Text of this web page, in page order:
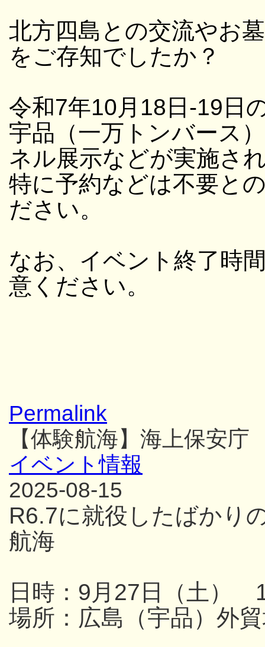
北方四島との交流やお
をご存知でしたか？
令和7年10月18日-19日
宇品（一万トンバース
ネル展示などが実施さ
特に予約などは不要と
ださい。
なお、イベント終了時
意ください。
Permalink
【体験航海】海上保安
イベント情報
2025-08-15
R6.7に就役したばかり
航海
日時：9月27日（土）
場所：広島（宇品）外